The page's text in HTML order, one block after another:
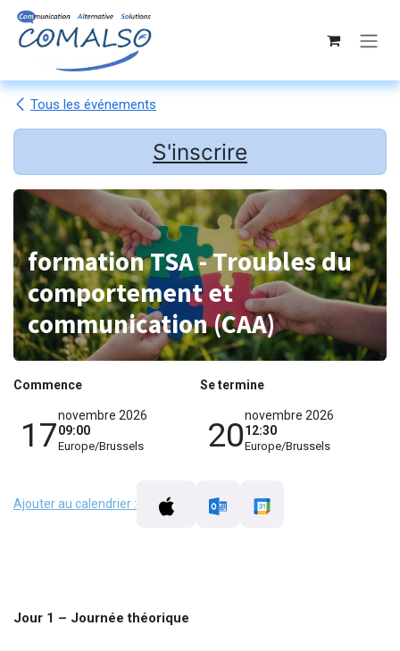
Se rendre au contenu
Tous les événements
S'inscrire
formation TSA - Troubles du
comportement et
communication (CAA)
Commence
17novembre 2026
09:00
Europe/Brussels
Se termine
20novembre 2026
12:30
Europe/Brussels
Ajouter au calendrier :
Jour 1 – Journée théorique